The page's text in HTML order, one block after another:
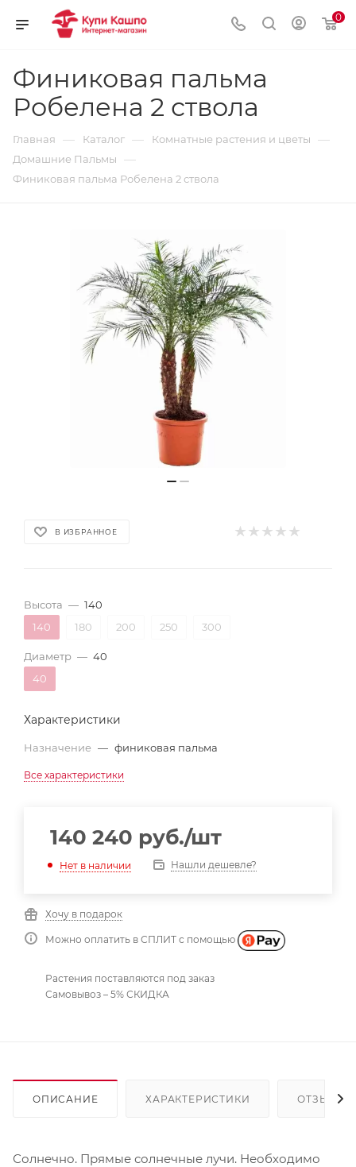
0
Финиковая пальма
Робелена 2 ствола
Главная — Каталог — Комнатные растения и цветы —
Домашние Пальмы —
Финиковая пальма Робелена 2 ствола
В ИЗБРАННОЕ
Высота — 140
140
180 200 250 300
Диаметр — 40
40
Характеристики
Назначение — финиковая пальма
Все характеристики
140 240 руб./шт
Нет в наличии Нашли дешевле?
Хочу в подарок
Можно оплатить в СПЛИТ с помощью
Растения поставляются под заказ
Самовывоз – 5% СКИДКА
ОПИСАНИЕ ХАРАКТЕРИСТИКИ ОТЗЫВЫ
Солнечно. Прямые солнечные лучи. Необходимо